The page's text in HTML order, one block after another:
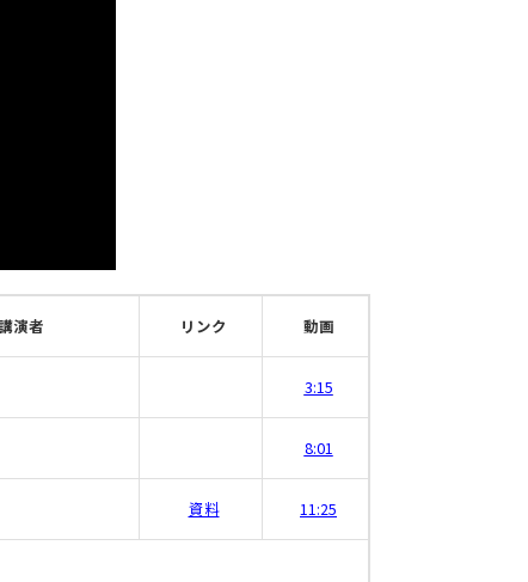
演者 リンク 動画
3:15
8:01
資料 11:25